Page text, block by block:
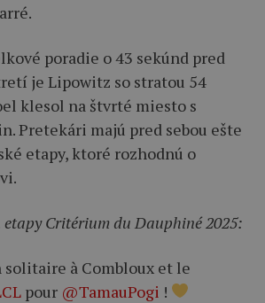
poradie o 43 sekúnd pred
je Lipowitz so stratou 54
klesol na štvrté miesto s
Pretekári majú pred sebou ešte
etapy, ktoré rozhodnú o
etapy Critérium du Dauphiné 2025:
à Combloux et le
pour @TamauPogi !